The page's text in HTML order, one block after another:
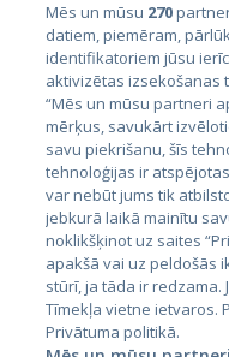
Valstis
Igaunija
Latvija
Lietuva
Mēs un mūsu 270
datiem, piemēram,
identifikatoriem jūsu
aktivizētas izsekošanas
“Mēs un mūsu partneri
mērķus, savukārt
savu piekrišanu, šīs
tehnoloģijas ir
var nebūt jums tik
jebkurā laikā mainītu
noklikšķinot uz saites
apakšā vai uz peldošās
stūrī, ja tāda ir redzama.
Tīmekļa vietne ietvaros.
Privātuma politikā.